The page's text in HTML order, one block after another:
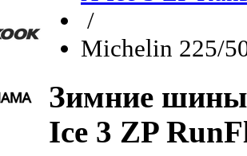
/
Michelin 225/
Зимние шины
Ice 3 ZP